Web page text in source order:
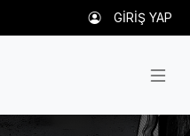
GİRİŞ YAP